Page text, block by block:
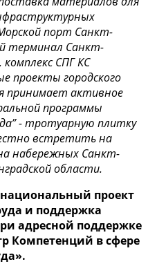
порт Санкт-
терминал Санкт-
СПГ КС
проекты городского
принимает активное
программы
- тротуарную плитку
встретить на
набережных Санкт-
области.
проект
и поддержка
адресной поддержке
Компетенций в сфере